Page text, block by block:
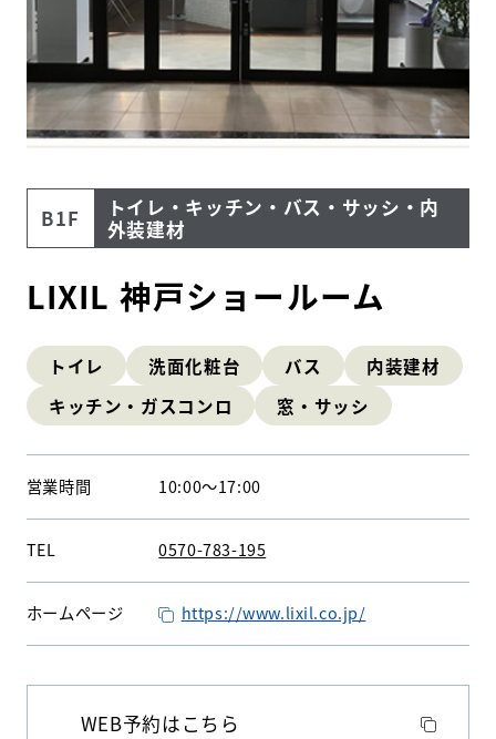
HDC大阪
WEBアンケート お問い合わせ
HDC
インフォーメーション
ショップ・
ショールームニュース
イベント情報
予約・確認
住まいのコラム
B1F
トイレ・キッチン・バス・サッシ・内
外装建材
LIXIL 神戸ショールーム
トイレ 洗面化粧台 バス
内装建材
キッチン・ガスコンロ
窓・サッシ
営業時間 10:00〜17:00
TEL 0570-783-195
ホームページ https://www.lixil.co.jp/
WEB予約はこちら